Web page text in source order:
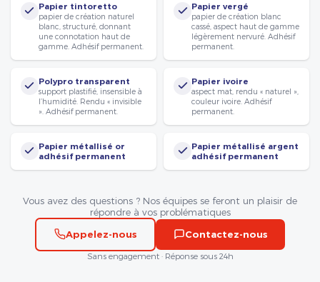
Papier tintoretto
papier de création naturel
blanc, structuré, donnant
une connotation haut de
gamme. Adhésif permanent.
Papier vergé
papier de création blanc
cassé, aspect haut de gamme
légèrement nervuré. Adhésif
permanent.
Polypro transparent
support plastifié, insensible à
l’humidité. Rendu « invisible
». Adhésif permanent.
Papier ivoire
aspect mat, rendu « naturel »,
couleur ivoire. Adhésif
permanent.
Papier métallisé or
adhésif permanent
Papier métallisé argent
adhésif permanent
Vous avez des questions ? Nos équipes se feront un plaisir de
répondre à vos problématiques
Appelez-nous
Contactez-nous
Sans engagement · Réponse sous 24h